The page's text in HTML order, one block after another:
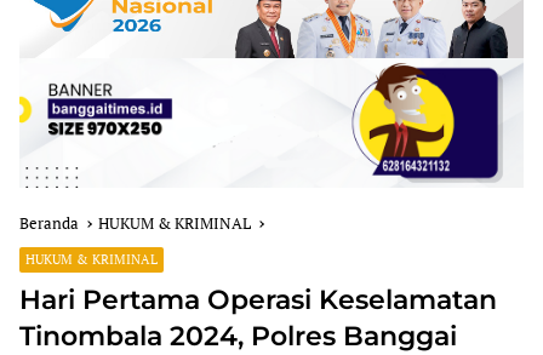
Beranda HUKUM & KRIMINAL
HUKUM & KRIMINAL
Hari Pertama Operasi Keselamatan
Tinombala 2024, Polres Banggai